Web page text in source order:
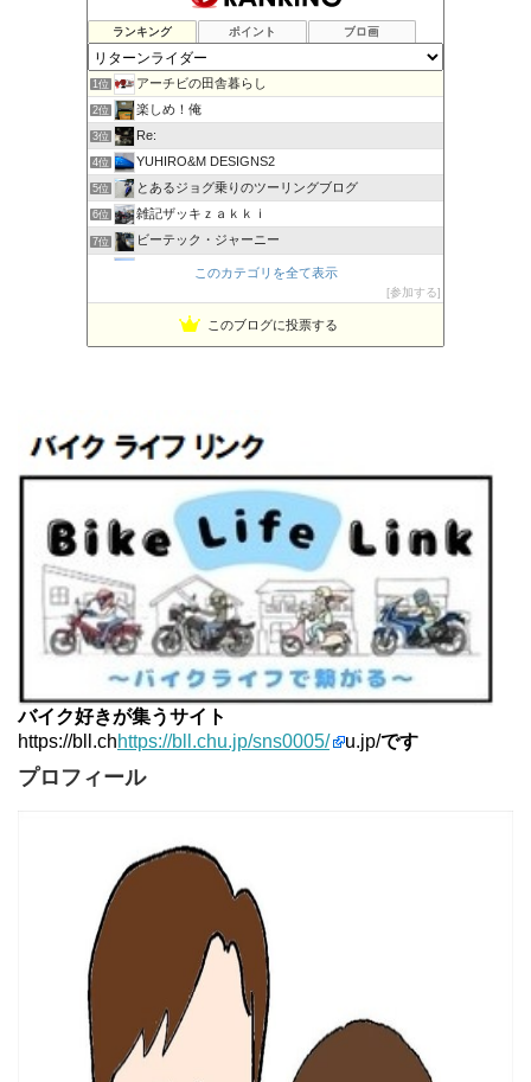
ランキング ポイント ブロ画
1位 アーチビの田舎暮らし
2位 楽しめ！俺
3位 Re:
4位 YUHIRO&M DESIGNS2
5位 とあるジョグ乗りのツーリングブログ
6位 雑記ザッキｚａｋｋｉ
7位 ビーテック・ジャーニー
PBOYS-BLUE
◆Akira's Candid Photography
11位 MT-07と私。走る
15位 ほんまもん商会
このカテゴリを全て表示
参加する
このブログに投票する
バイク好きが集うサイト
https://bll.chhttps://bll.chu.jp/sns0005/ u.jp/です
プロフィール